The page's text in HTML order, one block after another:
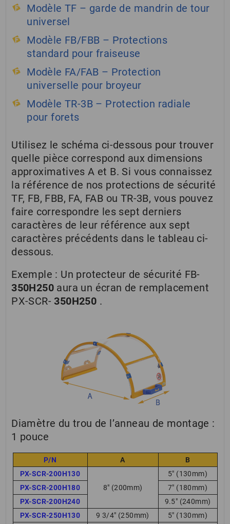
Modèle TF – garde de mandrin de tour
universel
Modèle FB/FBB – Protections
standard pour fraiseuse
Modèle FA/FAB – Protection
universelle pour broyeur
Modèle TR-3B – Protection radiale
pour forets
Utilisez le schéma ci-dessous pour trouver
quelle pièce correspond aux dimensions
approximatives A et B. Si vous connaissez
la référence de nos protections de sécurité
TF, FB, FBB, FA, FAB ou TR-3B, vous pouvez
faire correspondre les sept derniers
caractères de leur référence aux sept
caractères précédents dans le tableau ci-
dessous.
Exemple : Un protecteur de sécurité FB-
350H250 aura un écran de remplacement
PX-SCR-350H250 .
Diamètre du trou de l’anneau de montage :
1 pouce
P/N A
B
PX-SCR-200H130
8″ (200mm)
5″ (130mm)
PX-SCR-200H180
7″ (180mm)
PX-SCR-200H240
9.5″ (240mm)
PX-SCR-250H130
9 3/4″ (250mm)
5″ (130mm)